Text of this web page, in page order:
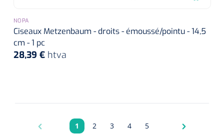
NOPA
Ciseaux Metzenbaum - droits - émoussé/pointu - 14,5
cm - 1 pc
28,39 € htva
Pagina
1 Pagina
2 Pagina
3 Pagina
4 Pagina
5